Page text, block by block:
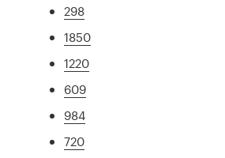
298
1850
1220
609
984
720